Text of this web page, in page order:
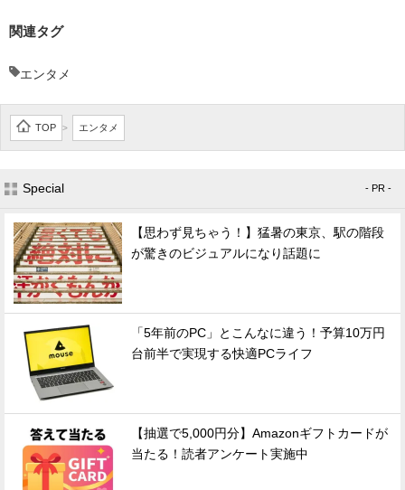
関連タグ
エンタメ
TOP > エンタメ
Special - PR -
【思わず見ちゃう！】猛暑の東京、駅の階段
が驚きのビジュアルになり話題に
「5年前のPC」とこんなに違う！予算10万円
台前半で実現する快適PCライフ
【抽選で5,000円分】Amazonギフトカードが
当たる！読者アンケート実施中